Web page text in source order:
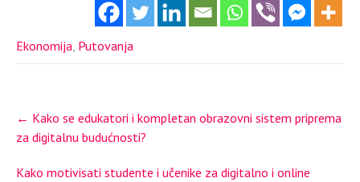
Ekonomija Putovanja
navigation
← Kako se edukatori i kompletan obrazovni sistem priprema
za digitalnu budućnosti?
Kako motivisati studente i učenike za digitalno i online